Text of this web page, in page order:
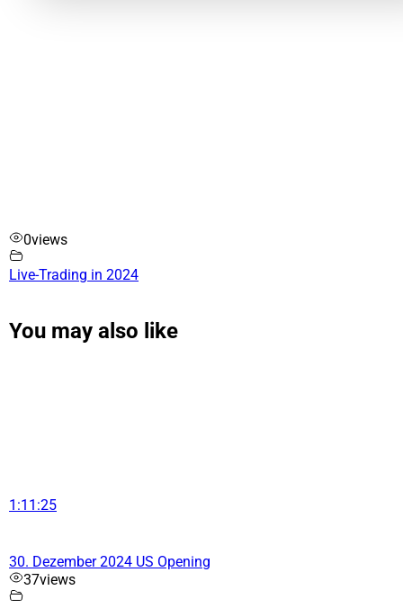
0views
Live-Trading in 2024
You may also like
1:11:25
30. Dezember 2024 US Opening
37views